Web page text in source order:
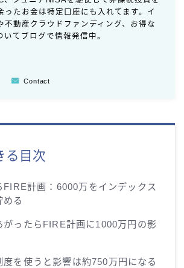
ったお金は特定口座にも入れてます。イ
不動産クラウドファンディング、お得な
いてブログで情報発信中。
Contact
る目次
FIRE計画：6000万をインデックス
める
がったらFIRE計画に1000万円の影
度を使うと影響は約750万円になる